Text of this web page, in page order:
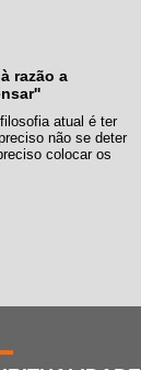
razão a
atual é ter
não se deter
colocar os